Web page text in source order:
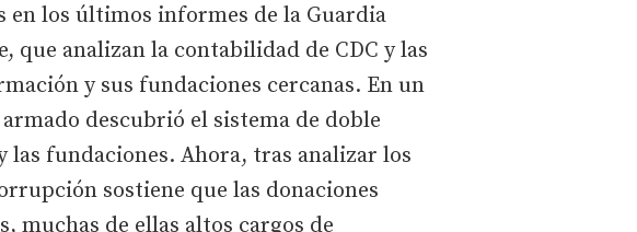
en los últimos informes de la Guardia
que analizan la contabilidad de CDC y las
y sus fundaciones cercanas. En un
descubrió el sistema de doble
fundaciones. Ahora, tras analizar los
sostiene que las donaciones
muchas de ellas altos cargos de